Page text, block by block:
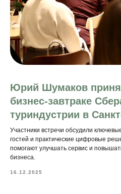
Юрий Шумаков
бизнес-завтраке
туриндустрии в
Участники встречи обсудили
гостей и практические цифровые
помогают улучшать сервис и
бизнеса.
16.12.2025